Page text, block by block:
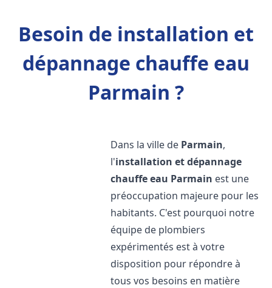
Besoin de installation et
dépannage chauffe eau
Parmain ?
Dans la ville de Parmain,
l'installation et dépannage
chauffe eau Parmain est une
préoccupation majeure pour les
habitants. C'est pourquoi notre
équipe de plombiers
expérimentés est à votre
disposition pour répondre à
tous vos besoins en matière